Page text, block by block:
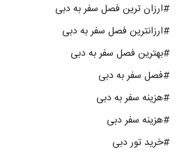
#ارزان ترین فصل سفر به دبی
#ارزانترین فصل سفر به دبی
#بهترین فصل سفر به دبی
#فصل سفر به دبی
#هزینه سفر به دبی
#هزینه سفر دبی
#خرید تور دبی